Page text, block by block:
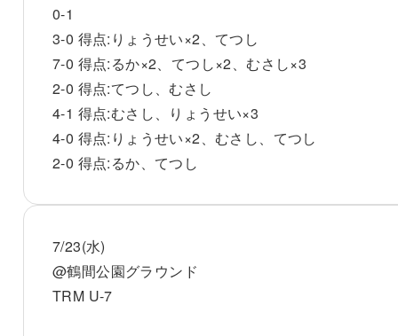
0-1
3-0 得点:りょうせい×2、てつし
7-0 得点:るか×2、てつし×2、むさし×3
2-0 得点:てつし、むさし
4-1 得点:むさし、りょうせい×3
4-0 得点:りょうせい×2、むさし、てつし
2-0 得点:るか、てつし
7/23(水)
@鶴間公園グラウンド
TRM U-7